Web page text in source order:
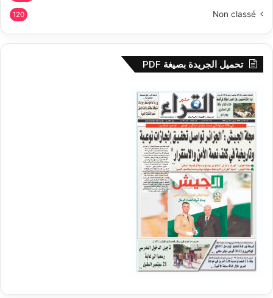
Non classé
120
تحميل الجريدة بصيغة PDF